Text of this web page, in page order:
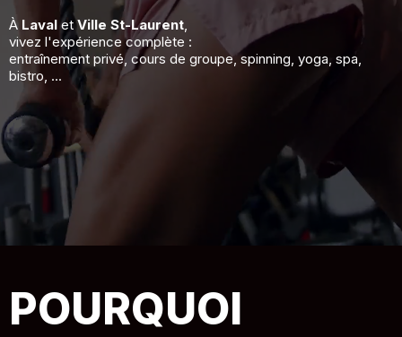
À LavaletVille St-Laurent,
vivez l'expérience complète :
entraînement privé, cours de groupe, spinning, yoga, spa,
bistro, ...
POURQUOI